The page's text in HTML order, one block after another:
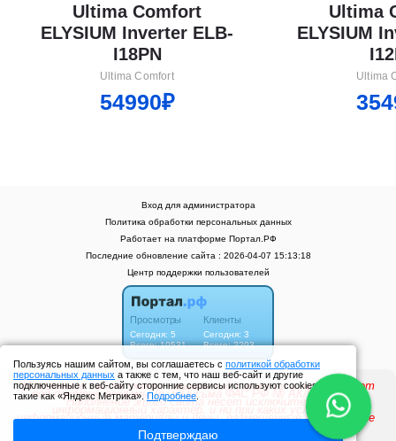
Пользуясь нашим сайтом, вы соглашаетесь с политикой обработки
персональных данных а также с тем, что наш веб-сайт и другие
подключенные к веб-сайту сторонние сервисы используют cookies
такие как «Яндекс Метрика». Подробнее
Подтверждаю
Ultima Comfort
ELYSIUM Inverter ELB-
I18PN
Ultima Comfort
54990₽
Ultima
ELYSIUM
Ultima
Вход для администратора
Политика обработки персональных данных
Работает на платформе Портал.РФ
Последние обновление сайта : 2026-04-07 15:13:18
Центр поддержки пользователей